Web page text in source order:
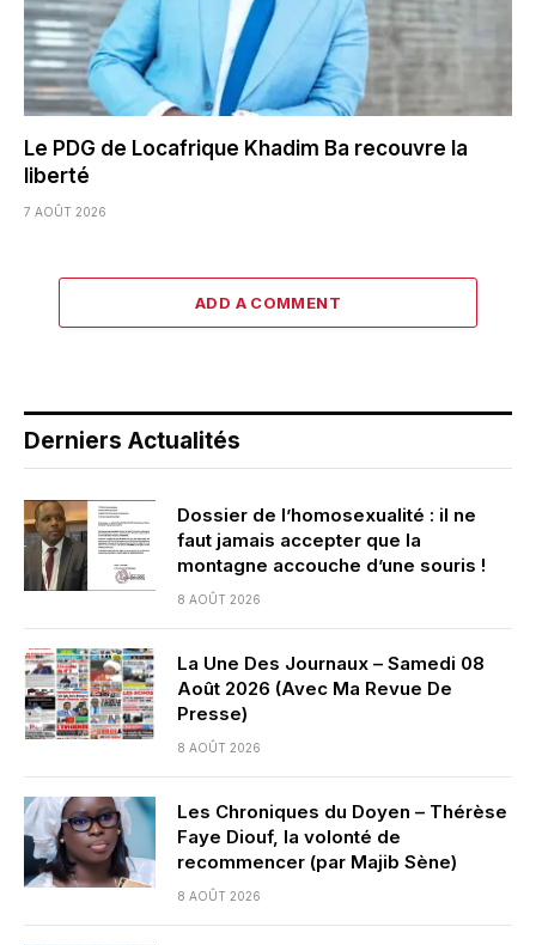
Le PDG de Locafrique Khadim Ba recouvre la
liberté
7 AOÛT 2026
ADD A COMMENT
Derniers Actualités
Dossier de l’homosexualité : il ne
faut jamais accepter que la
montagne accouche d’une souris !
8 AOÛT 2026
La Une Des Journaux – Samedi 08
Août 2026 (Avec Ma Revue De
Presse)
8 AOÛT 2026
Les Chroniques du Doyen – Thérèse
Faye Diouf, la volonté de
recommencer (par Majib Sène)
8 AOÛT 2026